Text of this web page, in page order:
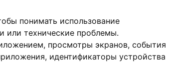
понимать использование
или технические проблемы.
просмотры экранов, события
идентификаторы устройства